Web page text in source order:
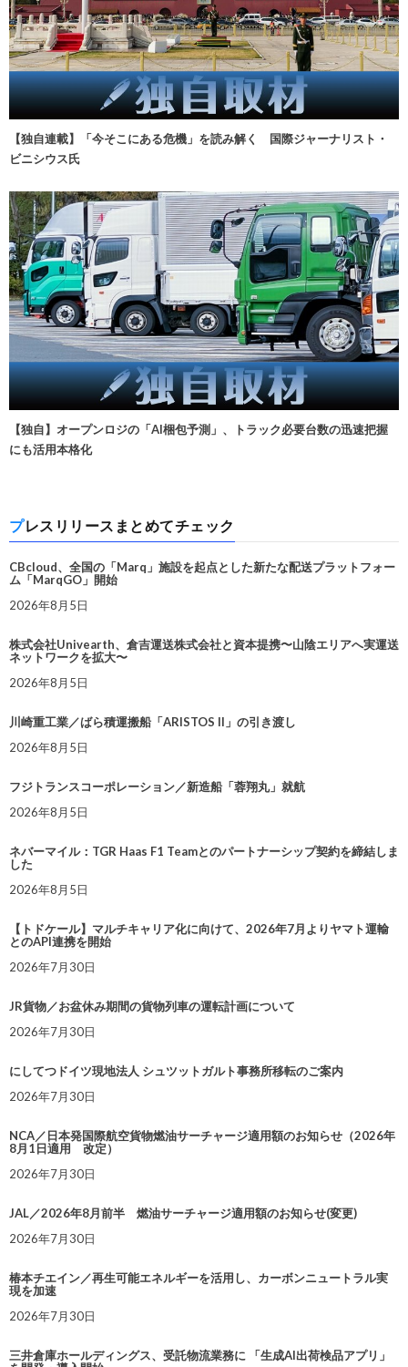
【独自連載】「今そこにある危機」を読み解く 国際ジャーナリスト・
ビニシウス氏
【独自】オープンロジの「AI梱包予測」、トラック必要台数の迅速把握
にも活用本格化
プレスリリースまとめてチェック
CBcloud、全国の「Marq」施設を起点とした新たな配送プラットフォー
ム「MarqGO」開始
2026年8月5日
株式会社Univearth、倉吉運送株式会社と資本提携〜山陰エリアへ実運送
ネットワークを拡大〜
2026年8月5日
川崎重工業／ばら積運搬船「ARISTOS II」の引き渡し
2026年8月5日
フジトランスコーポレーション／新造船「蓉翔丸」就航
2026年8月5日
ネバーマイル：TGR Haas F1 Teamとのパートナーシップ契約を締結しま
した
2026年8月5日
【トドケール】マルチキャリア化に向けて、2026年7月よりヤマト運輸
とのAPI連携を開始
2026年7月30日
JR貨物／お盆休み期間の貨物列車の運転計画について
2026年7月30日
にしてつドイツ現地法人 シュツットガルト事務所移転のご案内
2026年7月30日
NCA／日本発国際航空貨物燃油サーチャージ適用額のお知らせ（2026年
8月1日適用 改定）
2026年7月30日
JAL／2026年8月前半 燃油サーチャージ適用額のお知らせ(変更)
2026年7月30日
椿本チエイン／再生可能エネルギーを活用し、カーボンニュートラル実
現を加速
2026年7月30日
三井倉庫ホールディングス、受託物流業務に 「生成AI出荷検品アプリ」